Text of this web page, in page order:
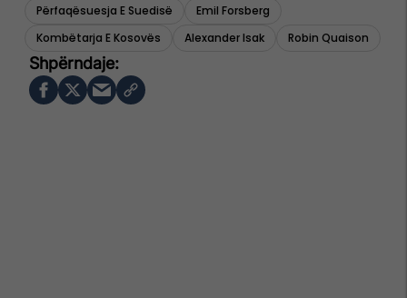
Përfaqësuesja E Suedisë
Emil Forsberg
Kombëtarja E Kosovës
Alexander Isak Robin Quaison